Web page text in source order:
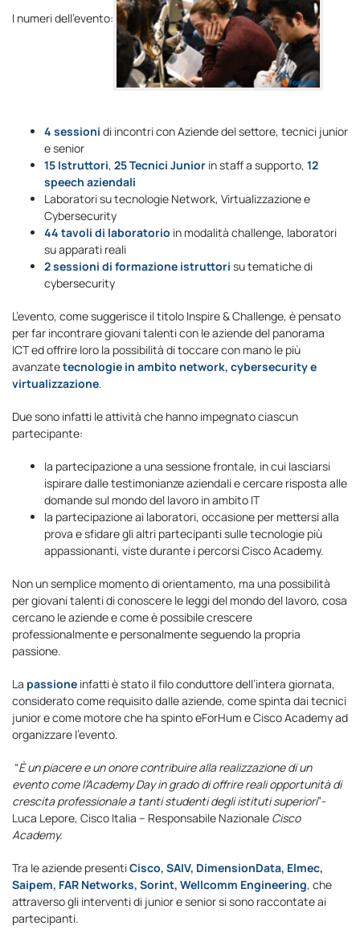
I numeri dell’evento:
4 sessioni di incontri con Aziende del settore, tecnici junior
e senior
15 Istruttori, 25 Tecnici Junior in staff a supporto, 12
speech aziendali
Laboratori su tecnologie Network, Virtualizzazione e
Cybersecurity
44 tavoli di laboratorio in modalità challenge, laboratori
su apparati reali
2 sessioni di formazione istruttori su tematiche di
cybersecurity
L’evento, come suggerisce il titolo Inspire & Challenge, è pensato
per far incontrare giovani talenti con le aziende del panorama
ICT ed offrire loro la possibilità di toccare con mano le più
avanzatetecnologie in ambito network, cybersecurity e
virtualizzazione.
Due sono infatti le attività che hanno impegnato ciascun
partecipante:
la partecipazione a una sessione frontale, in cui lasciarsi
ispirare dalle testimonianze aziendali e cercare risposta alle
domande sul mondo del lavoro in ambito IT
la partecipazione ai laboratori, occasione per mettersi alla
prova e sfidare gli altri partecipanti sulle tecnologie più
appassionanti, viste durante i percorsi Cisco Academy.
Non un semplice momento di orientamento, ma una possibilità
per giovani talenti di conoscere le leggi del mondo del lavoro, cosa
cercano le aziende e come è possibile crescere
professionalmente e personalmente seguendo la propria
passione.
La passione infatti è stato il filo conduttore dell’intera giornata,
considerato come requisito dalle aziende, come spinta dai tecnici
junior e come motore che ha spinto eForHum e Cisco Academy ad
organizzare l’evento.
“È un piacere e un onore contribuire alla realizzazione di un
evento come l’Academy Day in grado di offrire reali opportunità di
crescita professionale a tanti studenti degli istituti superiori”-
Luca Lepore, Cisco Italia – Responsabile Nazionale Cisco
Academy.
Tra le aziende presentiCisco, SAIV, DimensionData, Elmec,
Saipem, FAR Networks, Sorint, Wellcomm Engineering, che
attraverso gli interventi di junior e senior si sono raccontate ai
partecipanti.